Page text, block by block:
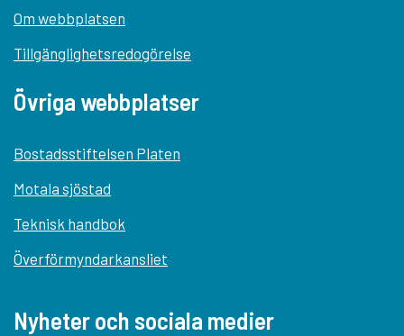
Om webbplatsen
Tillgänglighetsredogörelse
Övriga webbplatser
Bostadsstiftelsen Platen
Motala sjöstad
Teknisk handbok
Överförmyndarkansliet
Nyheter och sociala medier